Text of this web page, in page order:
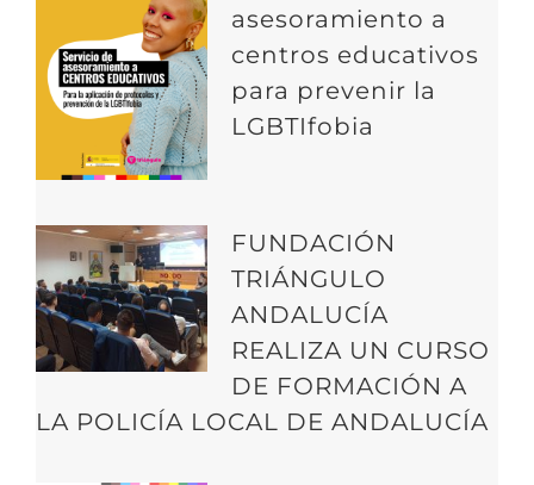
asesoramiento a
centros educativos
para prevenir la
LGBTIfobia
FUNDACIÓN
TRIÁNGULO
ANDALUCÍA
REALIZA UN CURSO
DE FORMACIÓN A
LA POLICÍA LOCAL DE ANDALUCÍA